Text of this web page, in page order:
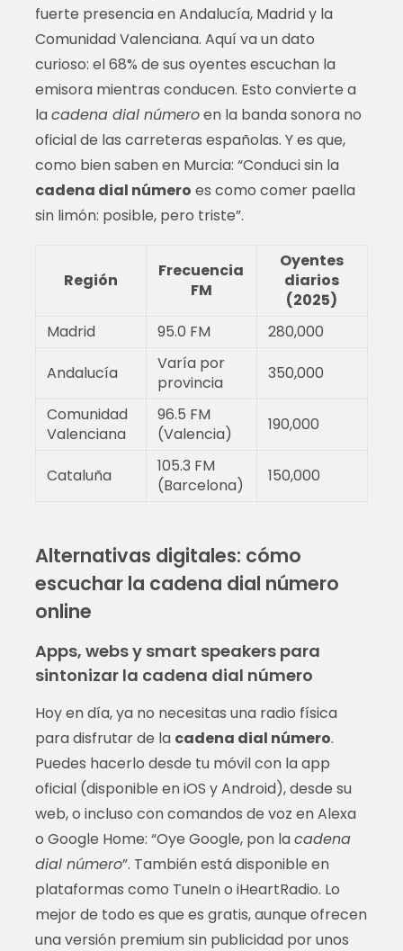
fuerte presencia en Andalucía, Madrid y la
Comunidad Valenciana. Aquí va un dato
curioso: el 68% de sus oyentes escuchan la
emisora mientras conducen. Esto convierte a
lacadena dial númeroen la banda sonora no
oficial de las carreteras españolas. Y es que,
como bien saben en Murcia: “Conduci sin la
cadena dial número es como comer paella
sin limón: posible, pero triste”.
Región
Frecuencia
FM
Oyentes
diarios
(2025)
Madrid
95.0 FM
280,000
Andalucía
Varía por
provincia
350,000
Comunidad
Valenciana
96.5 FM
(Valencia)
190,000
Cataluña
105.3 FM
(Barcelona)
150,000
Alternativas digitales: cómo
escuchar la cadena dial número
online
Apps, webs y smart speakers para
sintonizar la cadena dial número
Hoy en día, ya no necesitas una radio física
para disfrutar de la cadena dial número.
Puedes hacerlo desde tu móvil con la app
oficial (disponible en iOS y Android), desde su
web, o incluso con comandos de voz en Alexa
o Google Home: “Oye Google, pon lacadena
dial número”. También está disponible en
plataformas como TuneIn o iHeartRadio. Lo
mejor de todo es que es gratis, aunque ofrecen
una versión premium sin publicidad por unos